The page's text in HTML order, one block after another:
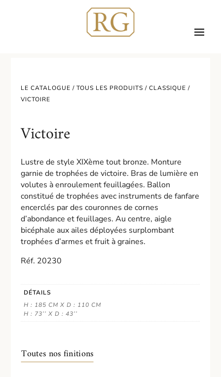
LE CATALOGUE /TOUS LES PRODUITS /CLASSIQUE /
VICTOIRE
Victoire
Lustre de style XIXème tout bronze. Monture
garnie de trophées de victoire. Bras de lumière en
volutes à enroulement feuillagées. Ballon
constitué de trophées avec instruments de fanfare
encerclés par des couronnes de cornes
d’abondance et feuillages. Au centre, aigle
bicéphale aux ailes déployées surplombant
trophées d’armes et fruit à graines.
Réf. 20230
DÉTAILS
H : 185 CM X D : 110 CM
H : 73’’ X D : 43’’
Toutes nos finitions